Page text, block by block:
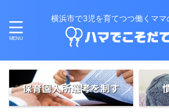
横浜市で3児を育てつつ働くママ
保育園入所選考を制す